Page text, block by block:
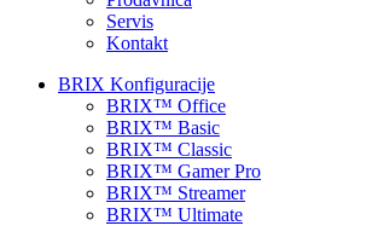
Servis
Kontakt
BRIX Konfiguracije
BRIX™ Office
BRIX™ Basic
BRIX™ Classic
BRIX™ Gamer Pro
BRIX™ Streamer
BRIX™ Ultimate